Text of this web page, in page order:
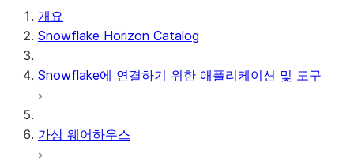
개요
Snowflake Horizon Catalog
Snowflake에 연결하기 위한 애플리케이션 및 도구
가상 웨어하우스